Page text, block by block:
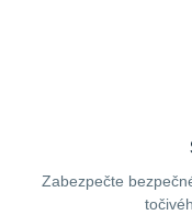
Zabezpečte